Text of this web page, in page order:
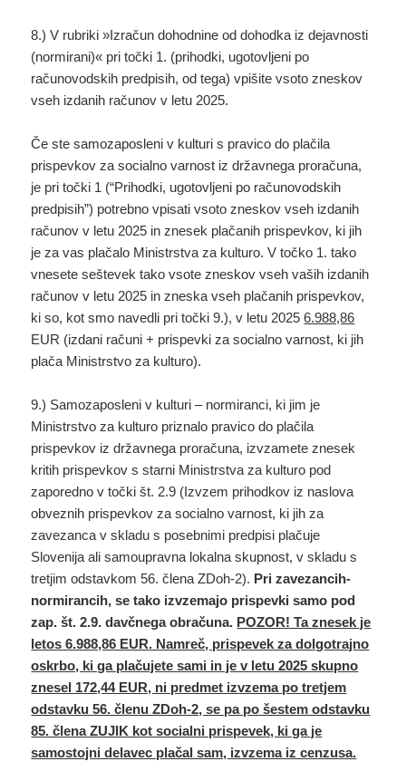
8.) V rubriki »Izračun dohodnine od dohodka iz dejavnosti
(normirani)« pri točki 1. (prihodki, ugotovljeni po
računovodskih predpisih, od tega) vpišite vsoto zneskov
vseh izdanih računov v letu 2025.
Če ste samozaposleni v kulturi s pravico do plačila
prispevkov za socialno varnost iz državnega proračuna,
je pri točki 1 (“Prihodki, ugotovljeni po računovodskih
predpisih”) potrebno vpisati vsoto zneskov vseh izdanih
računov v letu 2025 in znesek plačanih prispevkov, ki jih
je za vas plačalo Ministrstva za kulturo. V točko 1. tako
vnesete seštevek tako vsote zneskov vseh vaših izdanih
računov v letu 2025 in zneska vseh plačanih prispevkov,
ki so, kot smo navedli pri točki 9.), v letu 20256.988,86
EUR (izdani računi + prispevki za socialno varnost, ki jih
plača Ministrstvo za kulturo).
9.) Samozaposleni v kulturi – normiranci, ki jim je
Ministrstvo za kulturo priznalo pravico do plačila
prispevkov iz državnega proračuna, izvzamete znesek
kritih prispevkov s starni Ministrstva za kulturo pod
zaporedno v točki št. 2.9 (Izvzem prihodkov iz naslova
obveznih prispevkov za socialno varnost, ki jih za
zavezanca v skladu s posebnimi predpisi plačuje
Slovenija ali samoupravna lokalna skupnost, v skladu s
tretjim odstavkom 56. člena ZDoh-2). Pri zavezancih-
normirancih, se tako izvzemajo prispevki samo pod
zap. št. 2.9. davčnega obračuna. POZOR! Ta znesek je
letos 6.988,86 EUR. Namreč, prispevek za dolgotrajno
oskrbo, ki ga plačujete sami in je v letu 2025 skupno
znesel 172,44 EUR, ni predmet izvzema po tretjem
odstavku 56. členu ZDoh-2, se pa po šestem odstavku
85. člena ZUJIK kot socialni prispevek, ki ga je
samostojni delavec plačal sam, izvzema iz cenzusa.